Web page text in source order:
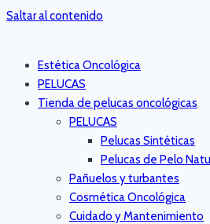
Saltar al contenido
Estética Oncológica
PELUCAS
Tienda de pelucas oncológicas
PELUCAS
Pelucas Sintéticas
Pelucas de Pelo
Pañuelos y turbantes
Cosmética Oncológica
Cuidado y Mantenimiento